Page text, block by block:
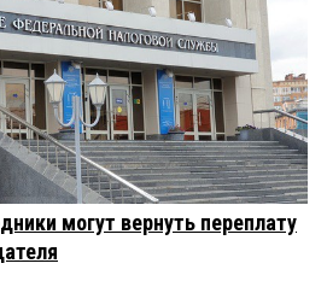
могут вернуть переплату